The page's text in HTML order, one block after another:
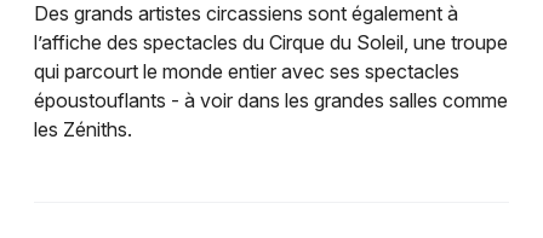
Des grands artistes circassiens sont également à
l’affiche des spectacles du Cirque du Soleil, une troupe
qui parcourt le monde entier avec ses spectacles
époustouflants - à voir dans les grandes salles comme
les Zéniths.